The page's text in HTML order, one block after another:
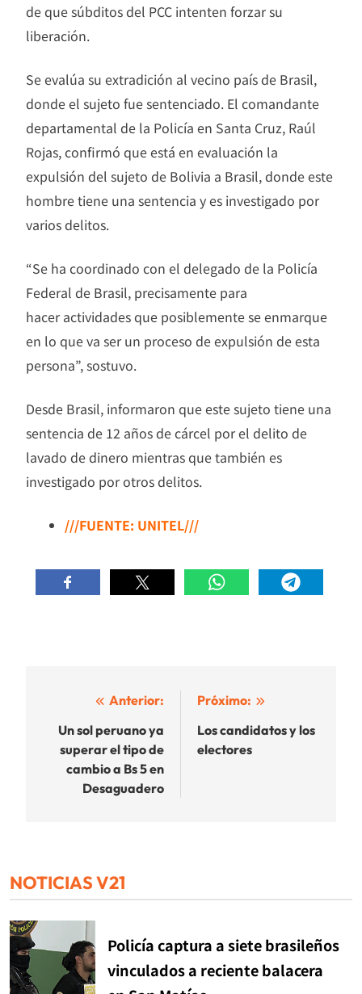
de que súbditos del PCC intenten forzar su
liberación.
Se evalúa su extradición al vecino país de Brasil,
donde el sujeto fue sentenciado. El comandante
departamental de la Policía en Santa Cruz, Raúl
Rojas, confirmó que está en evaluación la
expulsión del sujeto de Bolivia a Brasil, donde este
hombre tiene una sentencia y es investigado por
varios delitos.
“Se ha coordinado con el delegado de la Policía
Federal de Brasil, precisamente para
hacer actividades que posiblemente se enmarque
en lo que va ser un proceso de expulsión de esta
persona”, sostuvo.
Desde Brasil, informaron que este sujeto tiene una
sentencia de 12 años de cárcel por el delito de
lavado de dinero mientras que también es
investigado por otros delitos.
///FUENTE: UNITEL///
Navegación
de
entradas
Anterior:
Un sol peruano ya
superar el tipo de
cambio a Bs 5 en
Desaguadero
Próximo:
Los candidatos y los
electores
NOTICIAS V21
Policía captura a siete brasileños
vinculados a reciente balacera